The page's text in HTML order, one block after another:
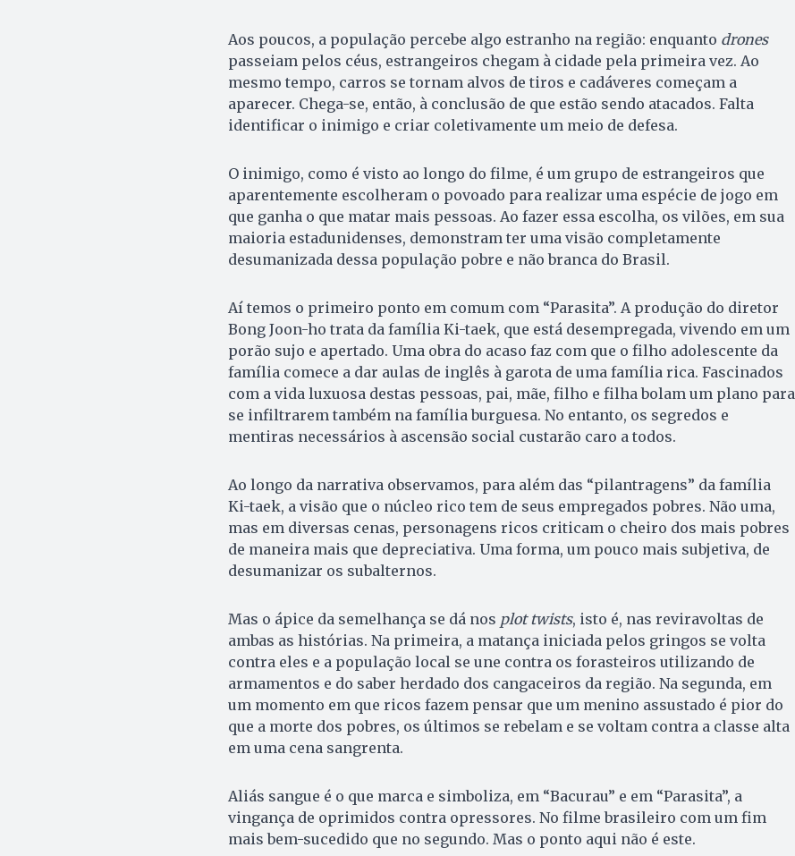
Aos poucos, a população percebe algo estranho na região: enquanto drones
passeiam pelos céus, estrangeiros chegam à cidade pela primeira vez. Ao
mesmo tempo, carros se tornam alvos de tiros e cadáveres começam a
aparecer. Chega-se, então, à conclusão de que estão sendo atacados. Falta
identificar o inimigo e criar coletivamente um meio de defesa.
O inimigo, como é visto ao longo do filme, é um grupo de estrangeiros que
aparentemente escolheram o povoado para realizar uma espécie de jogo em
que ganha o que matar mais pessoas. Ao fazer essa escolha, os vilões, em sua
maioria estadunidenses, demonstram ter uma visão completamente
desumanizada dessa população pobre e não branca do Brasil.
Aí temos o primeiro ponto em comum com “Parasita”. A produção do diretor
Bong Joon-ho trata da família Ki-taek, que está desempregada, vivendo em um
porão sujo e apertado. Uma obra do acaso faz com que o filho adolescente da
família comece a dar aulas de inglês à garota de uma família rica. Fascinados
com a vida luxuosa destas pessoas, pai, mãe, filho e filha bolam um plano para
se infiltrarem também na família burguesa. No entanto, os segredos e
mentiras necessários à ascensão social custarão caro a todos.
Ao longo da narrativa observamos, para além das “pilantragens” da família
Ki-taek, a visão que o núcleo rico tem de seus empregados pobres. Não uma,
mas em diversas cenas, personagens ricos criticam o cheiro dos mais pobres
de maneira mais que depreciativa. Uma forma, um pouco mais subjetiva, de
desumanizar os subalternos.
Mas o ápice da semelhança se dá nos plot twists, isto é, nas reviravoltas de
ambas as histórias. Na primeira, a matança iniciada pelos gringos se volta
contra eles e a população local se une contra os forasteiros utilizando de
armamentos e do saber herdado dos cangaceiros da região. Na segunda, em
um momento em que ricos fazem pensar que um menino assustado é pior do
que a morte dos pobres, os últimos se rebelam e se voltam contra a classe alta
em uma cena sangrenta.
Aliás sangue é o que marca e simboliza, em “Bacurau” e em “Parasita”, a
vingança de oprimidos contra opressores. No filme brasileiro com um fim
mais bem-sucedido que no segundo. Mas o ponto aqui não é este.